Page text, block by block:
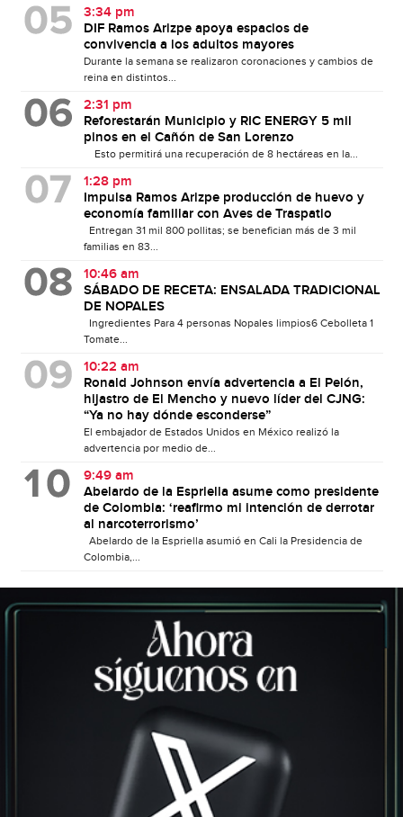
3:34 pm
DIF Ramos Arizpe apoya espacios de
convivencia a los adultos mayores
Durante la semana se realizaron coronaciones y cambios de
reina en distintos...
2:31 pm
Reforestarán Municipio y RIC ENERGY 5 mil
pinos en el Cañón de San Lorenzo
Esto permitirá una recuperación de 8 hectáreas en la...
1:28 pm
Impulsa Ramos Arizpe producción de huevo y
economía familiar con Aves de Traspatio
Entregan 31 mil 800 pollitas; se benefician más de 3 mil
familias en 83...
10:46 am
SÁBADO DE RECETA: ENSALADA TRADICIONAL
DE NOPALES
Ingredientes Para 4 personas Nopales limpios6 Cebolleta 1
Tomate...
10:22 am
Ronald Johnson envía advertencia a El Pelón,
hijastro de El Mencho y nuevo líder del CJNG:
“Ya no hay dónde esconderse”
El embajador de Estados Unidos en México realizó la
advertencia por medio de...
9:49 am
Abelardo de la Espriella asume como presidente
de Colombia: ‘reafirmo mi intención de derrotar
al narcoterrorismo’
Abelardo de la Espriella asumió en Cali la Presidencia de
Colombia,...